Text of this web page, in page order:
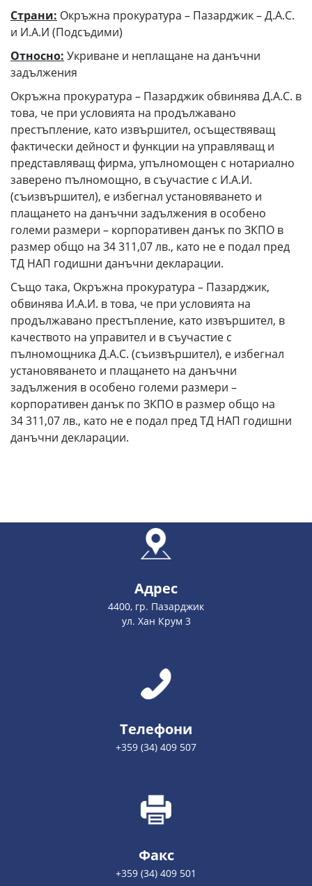
Страни: Окръжна прокуратура – Пазарджик – Д.А.С.
и И.А.И (Подсъдими)
Относно: Укриване и неплащане на данъчни
задължения
Окръжна прокуратура – Пазарджик обвинява Д.А.С. в
това, че при условията на продължавано
престъпление, като извършител, осъществяващ
фактически дейност и функции на управляващ и
представляващ фирма, упълномощен с нотариално
заверено пълномощно, в съучастие с И.А.И.
(съизвършител), е избегнал установяването и
плащането на данъчни задължения в особено
големи размери – корпоративен данък по ЗКПО в
размер общо на 34 311,07 лв., като не е подал пред
ТД НАП годишни данъчни декларации.
Също така, Окръжна прокуратура – Пазарджик,
обвинява И.А.И. в това, че при условията на
продължавано престъпление, като извършител, в
качеството на управител и в съучастие с
пълномощника Д.А.С. (съизвършител), е избегнал
установяването и плащането на данъчни
задължения в особено големи размери –
корпоративен данък по ЗКПО в размер общо на
34 311,07 лв., като не е подал пред ТД НАП годишни
данъчни декларации.
Адрес
4400, гр. Пазарджик
ул. Хан Крум 3
Телефони
+359 (34) 409 507
Факс
+359 (34) 409 501